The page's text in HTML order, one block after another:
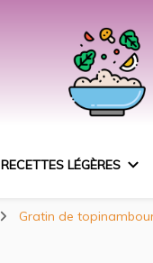
RECETTES LÉGÈRES
Gratin de